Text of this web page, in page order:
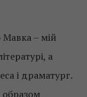
Мавка – мій
а
і драматург.